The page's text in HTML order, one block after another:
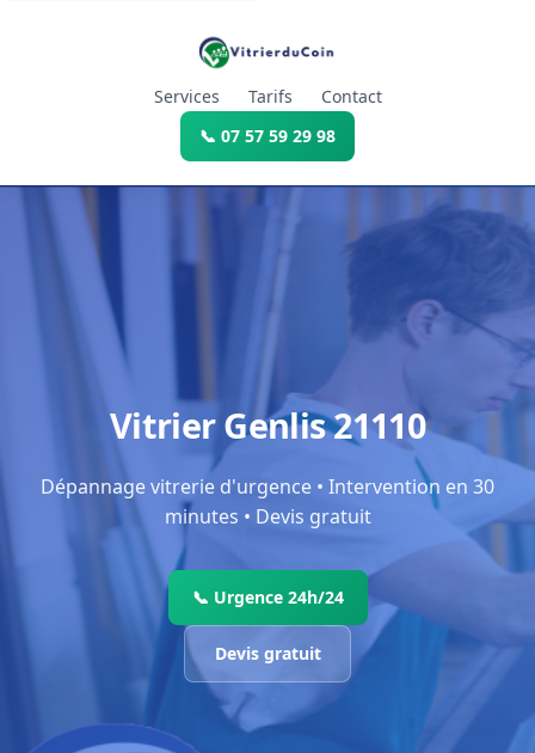
Services Tarifs
Contact
📞 07 57 59 29 98
Vitrier Genlis 21110
Dépannage vitrerie d'urgence • Intervention en 30
minutes • Devis gratuit
📞 Urgence 24h/24
Devis gratuit